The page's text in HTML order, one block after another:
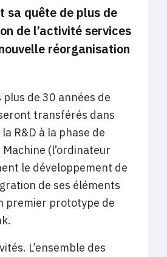
sa quête de plus de
de l’activité services
réorganisation
de 30 années de
transférés dans
R&D à la phase de
(l’ordinateur
le développement de
de ses éléments
premier prototype de
L’ensemble des